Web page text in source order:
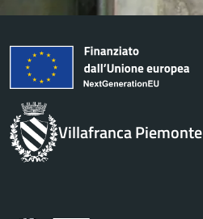
Villafranca Piemonte